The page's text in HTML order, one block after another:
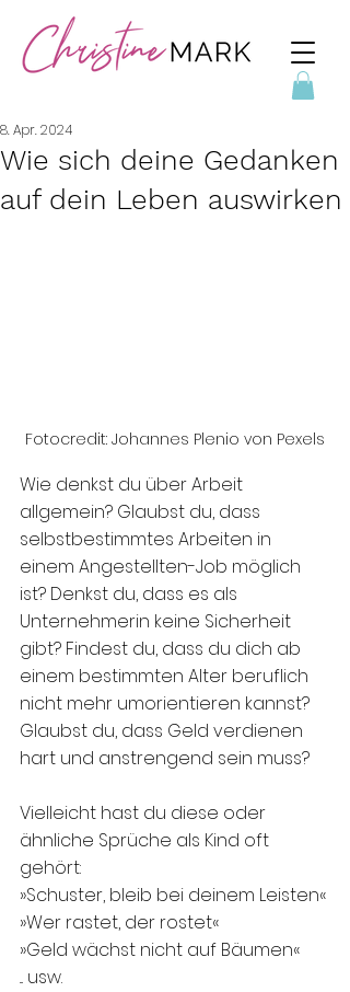
Wie sich deine Gedanken
auf dein Leben auswirken
8. Apr. 2024
Fotocredit: Johannes Plenio von Pexels
Wie denkst du über Arbeit
allgemein? Glaubst du, dass
selbstbestimmtes Arbeiten in
einem Angestellten-Job möglich
ist? Denkst du, dass es als
Unternehmerin keine Sicherheit
gibt? Findest du, dass du dich ab
einem bestimmten Alter beruflich
nicht mehr umorientieren kannst?
Glaubst du, dass Geld verdienen
hart und anstrengend sein muss?
Vielleicht hast du diese oder
ähnliche Sprüche als Kind oft
gehört:
»Schuster, bleib bei deinem Leisten«
»Wer rastet, der rostet«
»Geld wächst nicht auf Bäumen«
... usw.